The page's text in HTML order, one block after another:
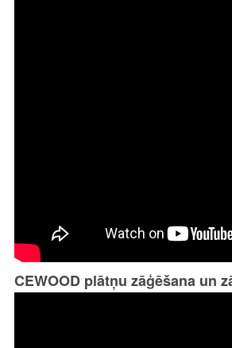
CEWOOD plātņu zāģēšana un